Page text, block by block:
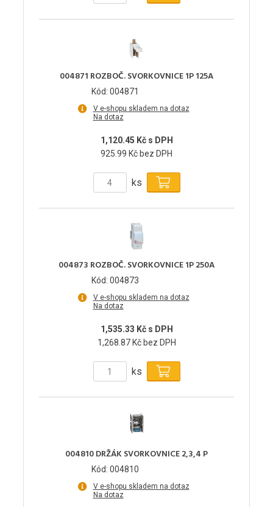
004871 ROZBOČ. SVORKOVNICE 1P 125A
Kód: 004871
V e-shopu skladem na dotaz
Na dotaz
1,120.45 Kč s DPH
925.99 Kč bez DPH
ks
004873 ROZBOČ. SVORKOVNICE 1P 250A
Kód: 004873
V e-shopu skladem na dotaz
Na dotaz
1,535.33 Kč s DPH
1,268.87 Kč bez DPH
ks
004810 DRŽÁK SVORKOVNICE 2,3,4 P
Kód: 004810
V e-shopu skladem na dotaz
Na dotaz